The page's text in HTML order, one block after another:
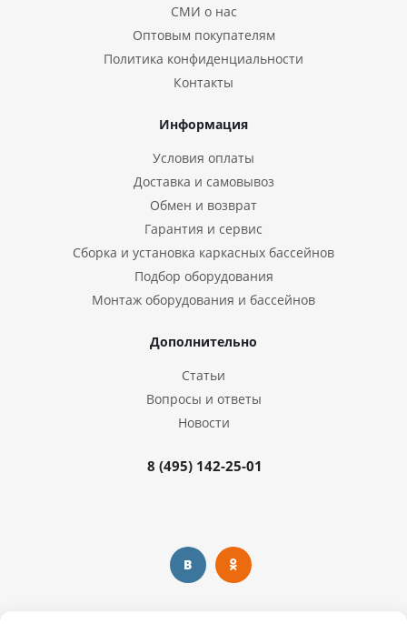
СМИ о нас
Оптовым покупателям
Политика конфиденциальности
Контакты
Информация
Условия оплаты
Доставка и самовывоз
Обмен и возврат
Гарантия и сервис
Сборка и установка каркасных бассейнов
Подбор оборудования
Монтаж оборудования и бассейнов
Дополнительно
Статьи
Вопросы и ответы
Новости
8 (495) 142-25-01